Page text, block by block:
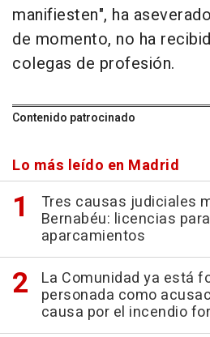
manifiesten", ha
de momento, no ha
colegas de profesión.
Contenido patrocinado
Lo más leído en Madrid
Tres causas judiciales
Bernabéu: licencias
aparcamientos
La Comunidad ya está
personada como
causa por el incendio